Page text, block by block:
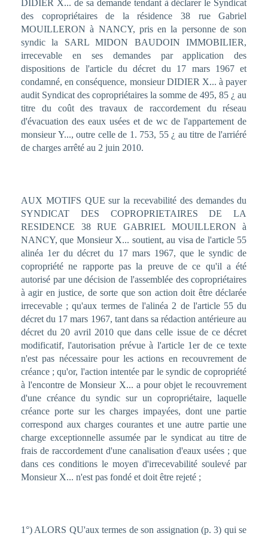
DIDIER X... de sa demande tendant à déclarer le Syndicat
des copropriétaires de la résidence 38 rue Gabriel
MOUILLERON à NANCY, pris en la personne de son
syndic la SARL MIDON BAUDOIN IMMOBILIER,
irrecevable en ses demandes par application des
dispositions de l'article du décret du 17 mars 1967 et
condamné, en conséquence, monsieur DIDIER X... à payer
audit Syndicat des copropriétaires la somme de 495, 85 ¿ au
titre du coût des travaux de raccordement du réseau
d'évacuation des eaux usées et de wc de l'appartement de
monsieur Y..., outre celle de 1. 753, 55 ¿ au titre de l'arriéré
de charges arrêté au 2 juin 2010.
AUX MOTIFS QUE sur la recevabilité des demandes du
SYNDICAT DES COPROPRIETAIRES DE LA
RESIDENCE 38 RUE GABRIEL MOUILLERON à
NANCY, que Monsieur X... soutient, au visa de l'article 55
alinéa 1er du décret du 17 mars 1967, que le syndic de
copropriété ne rapporte pas la preuve de ce qu'il a été
autorisé par une décision de l'assemblée des copropriétaires
à agir en justice, de sorte que son action doit être déclarée
irrecevable ; qu'aux termes de l'alinéa 2 de l'article 55 du
décret du 17 mars 1967, tant dans sa rédaction antérieure au
décret du 20 avril 2010 que dans celle issue de ce décret
modificatif, l'autorisation prévue à l'article 1er de ce texte
n'est pas nécessaire pour les actions en recouvrement de
créance ; qu'or, l'action intentée par le syndic de copropriété
à l'encontre de Monsieur X... a pour objet le recouvrement
d'une créance du syndic sur un copropriétaire, laquelle
créance porte sur les charges impayées, dont une partie
correspond aux charges courantes et une autre partie une
charge exceptionnelle assumée par le syndicat au titre de
frais de raccordement d'une canalisation d'eaux usées ; que
dans ces conditions le moyen d'irrecevabilité soulevé par
Monsieur X... n'est pas fondé et doit être rejeté ;
1°) ALORS QU'aux termes de son assignation (p. 3) qui se